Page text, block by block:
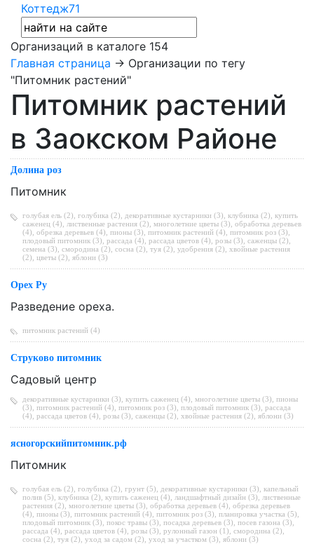
Коттедж71
Организаций в каталоге 154
Главная страница → Организации по тегу
"Питомник растений"
Питомник растений
в Заокском Районе
Долина роз
Питомник
голубая ель (2) голубика (2) декоративные кустарники (3) клубника (2) купить
саженец (4)
лиственные растения (2) многолетние цветы (3) обработка деревьев
(4) обрезка деревьев (4) пионы (3) питомник растений (4) питомник роз (3)
плодовый питомник (3) рассада (4) рассада цветов (4) розы (3) саженцы (2)
семена (3) смородина (2) сосна (2) туя (2) удобрения (2)
хвойные растения
(2) цветы (2) яблони (3)
Орех Ру
Разведение ореха.
питомник растений (4)
Струково питомник
Садовый центр
декоративные кустарники (3) купить саженец (4) многолетние цветы (3) пионы
(3) питомник растений (4) питомник роз (3) плодовый питомник (3) рассада
(4) рассада цветов (4) розы (3) саженцы (2) хвойные растения (2) яблони (3)
ясногорскийпитомник.рф
Питомник
голубая ель (2) голубика (2) грунт (5) декоративные кустарники (3) капельный
полив (5) клубника (2) купить саженец (4) ландшафтный дизайн (3)
лиственные
растения (2) многолетние цветы (3) обработка деревьев (4) обрезка деревьев
(4) пионы (3) питомник растений (4) питомник роз (3) планировка участка (5)
плодовый питомник (3) покос травы (3) посадка деревьев (3) посев газона (3)
рассада (4) рассада цветов (4) розы (3) рулонный газон (1) смородина (2)
сосна (2) туя (2) уход за садом (2) уход за участком (3) яблони (3)